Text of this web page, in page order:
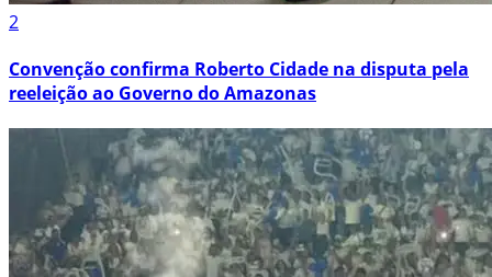
2
Convenção confirma Roberto Cidade na disputa pela
reeleição ao Governo do Amazonas